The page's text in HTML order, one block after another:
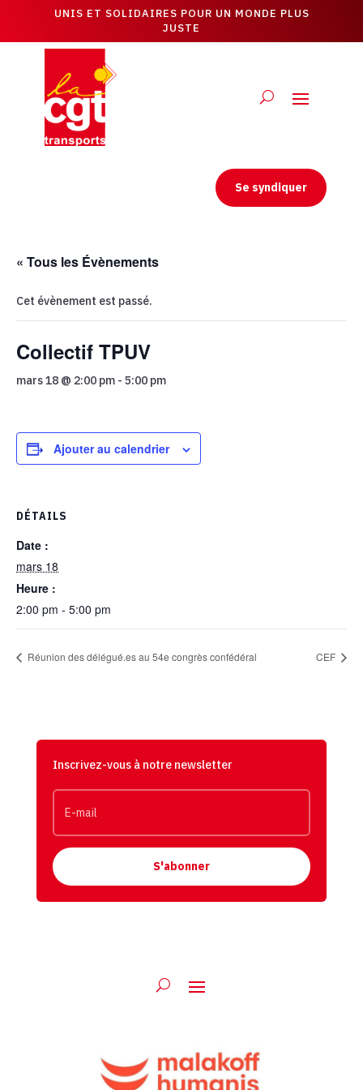
UNIS ET SOLIDAIRES POUR UN MONDE PLUS
JUSTE
Se syndiquer
« Tous les Évènements
Cet évènement est passé.
Collectif TPUV
mars 18 @ 2:00 pm - 5:00 pm
Ajouter au calendrier
DÉTAILS
Date :
mars 18
Heure :
2:00 pm - 5:00 pm
Réunion des délégué.es au 54e congrès confédéral CEF
Inscrivez-vous à notre newsletter
S'abonner